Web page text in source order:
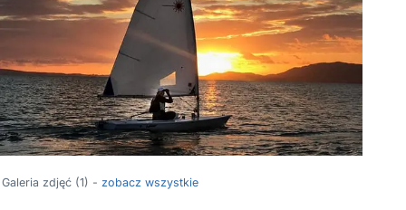
Galeria zdjęć (1) - zobacz wszystkie